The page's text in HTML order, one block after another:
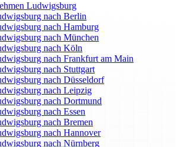
Ludwigsburg
nach Berlin
nach Hamburg
nach München
nach Köln
nach Frankfurt am Main
nach Stuttgart
nach Düsseldorf
nach Leipzig
nach Dortmund
nach Essen
nach Bremen
nach Hannover
nach Nürnberg